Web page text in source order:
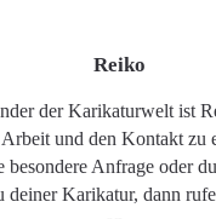
Reiko
der Karikaturwelt ist
und den Kontakt zu
besondere Anfrage oder
deiner Karikatur, dann